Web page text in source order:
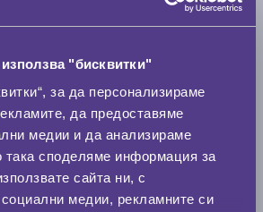
"бисквитки"
за да персонализираме
да предоставяме
медии и да анализираме
споделяме информация за
сайта ни, с
социални медии, рекламните си
Нов размер